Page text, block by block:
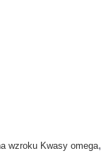
wzroku Kwasy omega,